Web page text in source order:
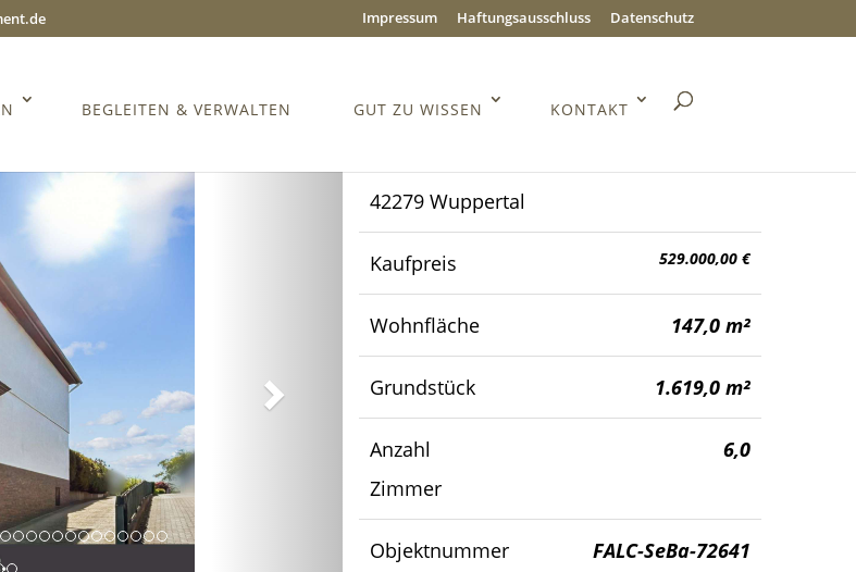
Impressum Haftungsausschluss Datenschutz
BEGLEITEN & VERWALTEN GUT ZU WISSEN KONTAKT
42279 Wuppertal
Kaufpreis 529.000,00 €
Wohnfläche 147,0 m²
Grundstück 1.619,0 m²
Anzahl
Zimmer
6,0
Objektnummer FALC-SeBa-72641